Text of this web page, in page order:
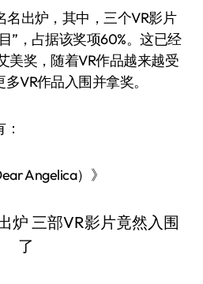
名出炉，其中，三个VR影片
”，占据该奖项60%。这已经
美奖，随着VR作品越来越受
VR作品入围并拿奖。
Angelica）》